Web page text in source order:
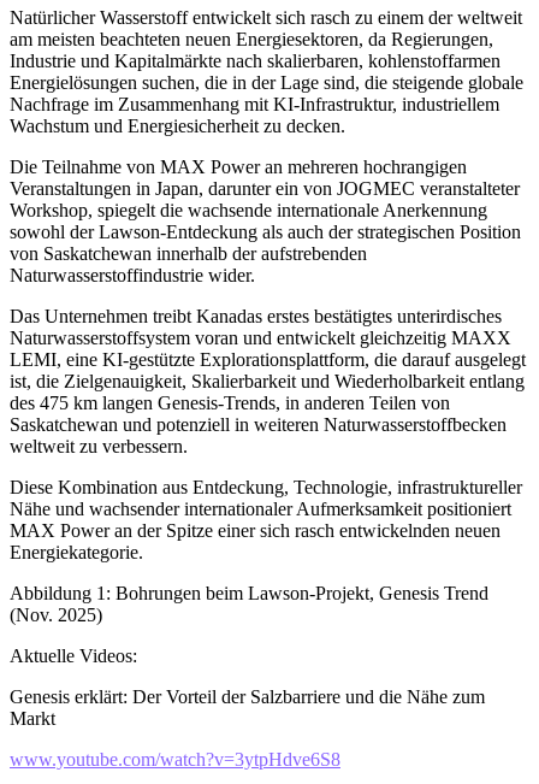
Natürlicher Wasserstoff entwickelt sich rasch zu einem der weltweit
am meisten beachteten neuen Energiesektoren, da Regierungen,
Industrie und Kapitalmärkte nach skalierbaren, kohlenstoffarmen
Energielösungen suchen, die in der Lage sind, die steigende globale
Nachfrage im Zusammenhang mit KI-Infrastruktur, industriellem
Wachstum und Energiesicherheit zu decken.
Die Teilnahme von MAX Power an mehreren hochrangigen
Veranstaltungen in Japan, darunter ein von JOGMEC veranstalteter
Workshop, spiegelt die wachsende internationale Anerkennung
sowohl der Lawson-Entdeckung als auch der strategischen Position
von Saskatchewan innerhalb der aufstrebenden
Naturwasserstoffindustrie wider.
Das Unternehmen treibt Kanadas erstes bestätigtes unterirdisches
Naturwasserstoffsystem voran und entwickelt gleichzeitig MAXX
LEMI, eine KI-gestützte Explorationsplattform, die darauf ausgelegt
ist, die Zielgenauigkeit, Skalierbarkeit und Wiederholbarkeit entlang
des 475 km langen Genesis-Trends, in anderen Teilen von
Saskatchewan und potenziell in weiteren Naturwasserstoffbecken
weltweit zu verbessern.
Diese Kombination aus Entdeckung, Technologie, infrastruktureller
Nähe und wachsender internationaler Aufmerksamkeit positioniert
MAX Power an der Spitze einer sich rasch entwickelnden neuen
Energiekategorie.
Abbildung 1: Bohrungen beim Lawson-Projekt, Genesis Trend
(Nov. 2025)
Aktuelle Videos:
Genesis erklärt: Der Vorteil der Salzbarriere und die Nähe zum
Markt
www.youtube.com/watch?v=3ytpHdve6S8